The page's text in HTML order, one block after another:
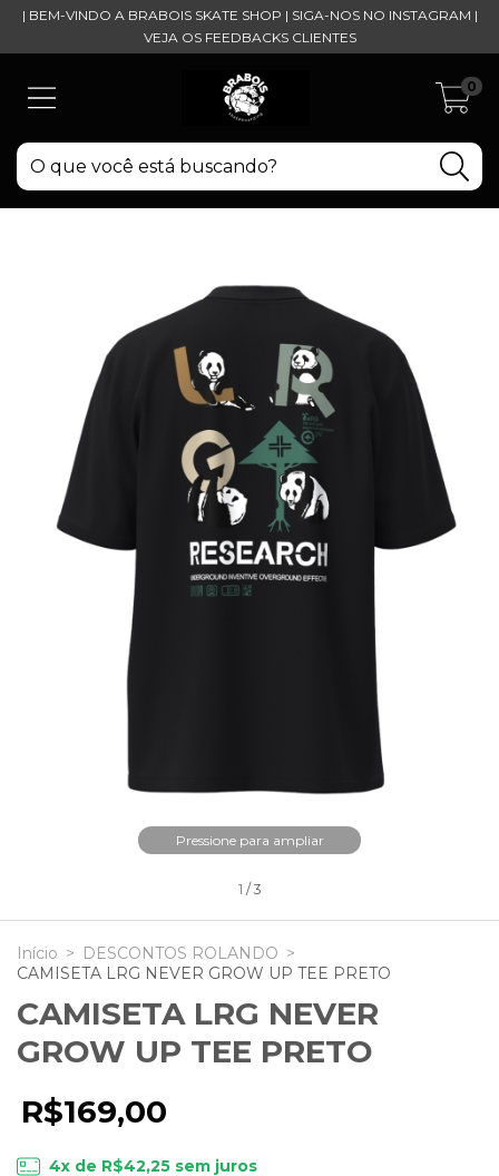
| BEM-VINDO A BRABOIS SKATE SHOP | SIGA-NOS NO INSTAGRAM |
VEJA OS FEEDBACKS CLIENTES
0
Pressione para ampliar
1 /3
Início > DESCONTOS ROLANDO >
CAMISETA LRG NEVER GROW UP TEE PRETO
CAMISETA LRG NEVER
GROW UP TEE PRETO
R$169,00
4x de R$42,25sem juros